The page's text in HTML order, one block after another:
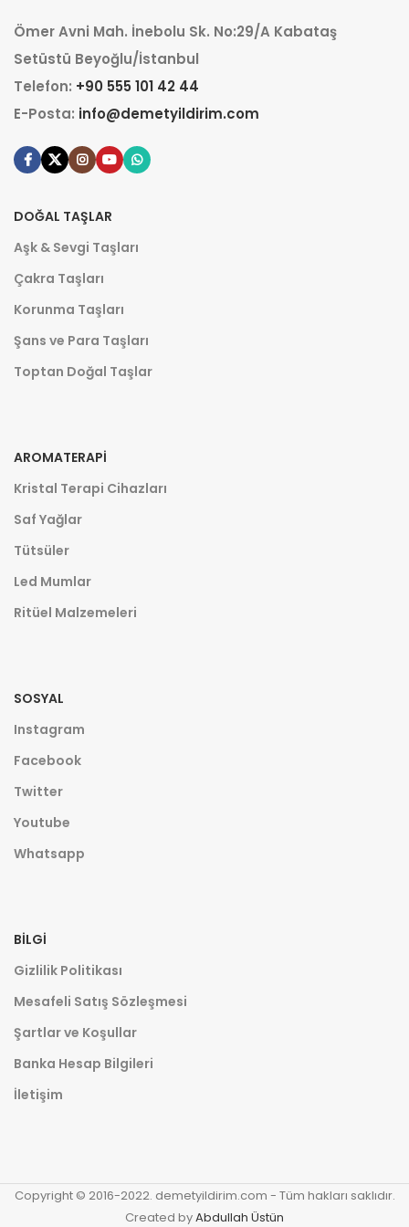
Ömer Avni Mah. İnebolu Sk. No:29/A Kabataş
Setüstü Beyoğlu/İstanbul
Telefon: +90 555 101 42 44
E-Posta: info@demetyildirim.com
DOĞAL TAŞLAR
Aşk & Sevgi Taşları
Çakra Taşları
Korunma Taşları
Şans ve Para Taşları
Toptan Doğal Taşlar
AROMATERAPI
Kristal Terapi Cihazları
Saf Yağlar
Tütsüler
Led Mumlar
Ritüel Malzemeleri
SOSYAL
Instagram
Facebook
Twitter
Youtube
Whatsapp
BILGI
Gizlilik Politikası
Mesafeli Satış Sözleşmesi
Şartlar ve Koşullar
Banka Hesap Bilgileri
İletişim
Copyright © 2016-2022. demetyildirim.com - Tüm hakları saklıdır.
Created byAbdullah Üstün